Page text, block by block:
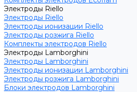
Электроды Riello
Электроды Riello
Электроды ионизации Riello
Электроды розжига Riello
Комплекты электродов Riello
Электроды Lamborghini
Электроды Lamborghini
Электроды ионизации Lamborghini
Электроды розжига Lamborghini
Блоки электродов Lamborghini